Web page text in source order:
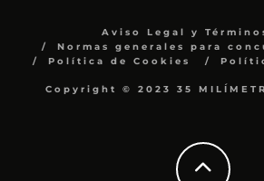
Aviso Legal y
Normas generales para
Política de Cookies
Copyright © 2023 35